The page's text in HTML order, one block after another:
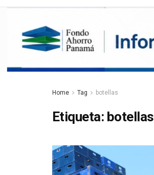
Home Tag botellas
Etiqueta: botellas